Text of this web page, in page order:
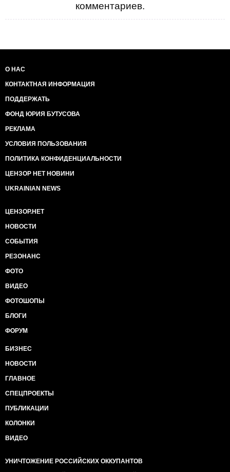
комментариев.
О НАС
КОНТАКТНАЯ ИНФОРМАЦИЯ
ПОДДЕРЖАТЬ
ФОНД ЮРИЯ БУТУСОВА
РЕКЛАМА
УСЛОВИЯ ПОЛЬЗОВАНИЯ
ПОЛИТИКА КОНФИДЕНЦИАЛЬНОСТИ
ЦЕНЗОР НЕТ НОВИНИ
UKRAINIAN NEWS
ЦЕНЗОР.НЕТ
НОВОСТИ
СОБЫТИЯ
РЕЗОНАНС
ФОТО
ВИДЕО
ФОТОШОПЫ
БЛОГИ
ФОРУМ
БИЗНЕС
НОВОСТИ
ГЛАВНОЕ
СПЕЦПРОЕКТЫ
ПУБЛИКАЦИИ
КОЛОНКИ
ВИДЕО
УНИЧТОЖЕНИЕ РОССИЙСКИХ ОККУПАНТОВ